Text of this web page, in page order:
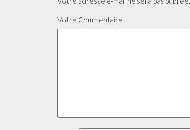
Votre Commentaire